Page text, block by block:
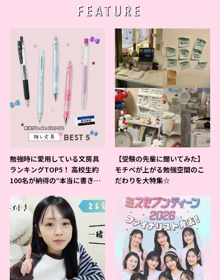
FEATURE
勉強時に愛用している文房具
ランキングTOP5！ 高校生約
100名が納得の“本当に書きや
【受験の先輩に聞いてみた】
モチベが上がる勉強空間のこ
だわりを大特集☆